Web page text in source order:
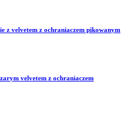
z velvetem z ochraniaczem pikowanym
velvetem z ochraniaczem